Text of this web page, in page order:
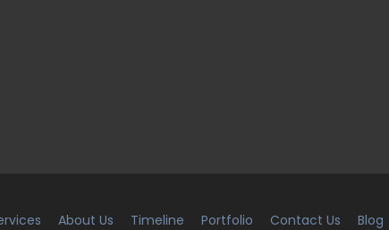
About Us Timeline Portfolio Contact Us Blog